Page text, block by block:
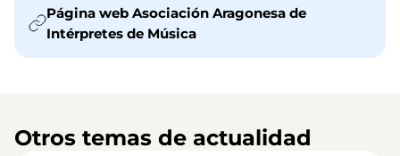
Página web Asociación Aragonesa de
Intérpretes de Música
Otros temas de actualidad